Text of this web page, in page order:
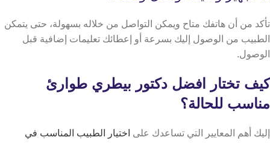
تأكد من أن هاتفك متاح ويمكن التواصل من خلاله بسهولة، حتى يتمكن
الطبيب من الوصول إليك بسرعة أو إعطائك تعليمات إضافية قبل
الوصول.
كيف تختار افضل دكتور بيطري طوارئ
مناسب للحالة؟
إليك أهم المعايير التي تساعدك على اختيار الطبيب المناسب في